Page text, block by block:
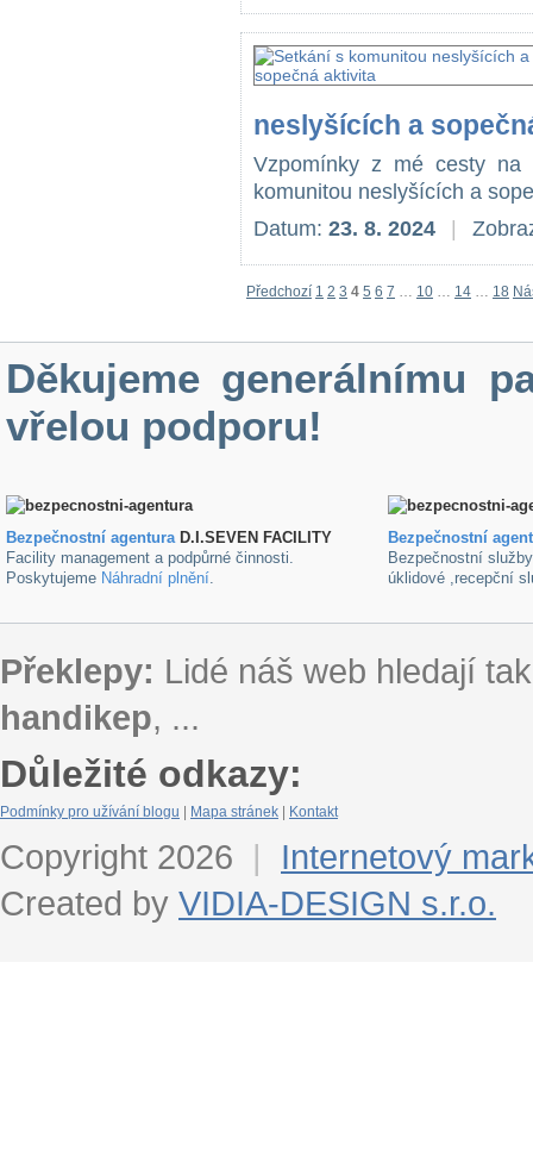
neslyšících a
Vzpomínky z mé cesty na
komunitou neslyšících a
Datum: 23. 8. 2024
Předchozí 1 2 3 4 5 6 7 … 10 … 14 … 18
Děkujeme generálnímu
vřelou podporu!
Bezpečnostní agenturaD.I.SEVEN FACILITY
Facility management a podpůrné činnosti.
Poskytujeme Náhradní plnění.
Bezpečnostní
Bezpečnostní
úklidové ,recepční
Překlepy: Lidé náš web hledají
handikep, ...
Důležité odkazy:
Podmínky pro užívání blogu Mapa stránek Kontakt
Copyright 2026 |
Internetový
Created by VIDIA-DESIGN s.r.o.